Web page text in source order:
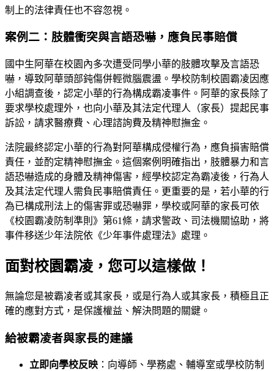
制上的法律責任也不容忽視。
案例二：肢體衝突與言語恐嚇，應負民事賠償
國中生阿華在校園內多次遭受同學小華的肢體攻擊及言語恐
嚇，導致阿華頭部鈍傷併輕微腦震盪。學校防制校園霸凌因應
小組調查後，認定小華的行為構成霸凌事件。阿華的家長除了
要求學校處理外，也向小華及其法定代理人（家長）提起民事
訴訟，請求醫療費、心理諮詢費及精神慰撫金。
法院最終認定小華的行為對阿華構成侵權行為，應負損害賠償
責任，並酌定精神慰撫金。這個案例明確指出，肢體暴力和言
語恐嚇造成的身體及精神傷害，經學校認定為霸凌後，行為人
及其法定代理人需負民事賠償責任。更重要的是，若小華的行
為已構成刑法上的傷害罪或恐嚇罪，學校或阿華的家長可依
《校園霸凌防制準則》第61條，請求警政、司法機關協助，將
事件移送少年法院依《少年事件處理法》處理。
面對校園霸凌，您可以這樣做！
無論您是被霸凌者或其家長，或是行為人或其家長，積極且正
確的應對方式，是保護權益、解決問題的關鍵。
給被霸凌者與家長的建議
立即向學校反映 ：向導師、學務處、輔導室或學校防制